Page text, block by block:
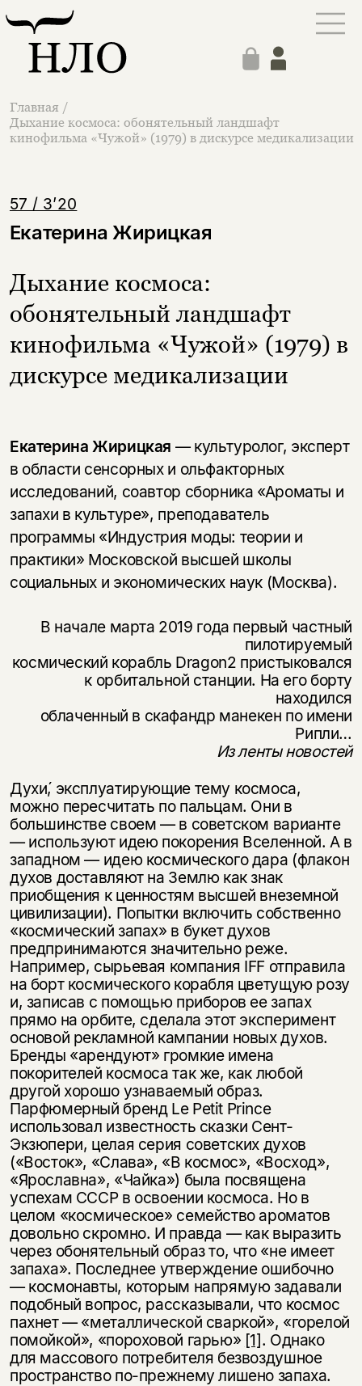
Главная /
Дыхание космоса: обонятельный ландшафт
кинофильма «Чужой» (1979) в дискурсе медикализации
57 / 3’20
Екатерина Жирицкая
Дыхание космоса:
обонятельный ландшафт
кинофильма «Чужой» (1979) в
дискурсе медикализации
Екатерина Жирицкая — культуролог, эксперт
в области сенсорных и ольфакторных
исследований, соавтор сборника «Ароматы и
запахи в культуре», преподаватель
программы «Индустрия моды: теории и
практики» Московской высшей школы
социальных и экономических наук (Москва).
В начале марта 2019 года первый частный
пилотируемый
космический корабль Dragon2 пристыковался
к орбитальной станции. На его борту
находился
облаченный в скафандр манекен по имени
Рипли…
Из ленты новостей
Духи́, эксплуатирующие тему космоса,
можно пересчитать по пальцам. Они в
большинстве своем — в советском варианте
— используют идею покорения Вселенной. А в
западном — идею космического дара (флакон
духов доставляют на Землю как знак
приобщения к ценностям высшей внеземной
цивилизации). Попытки включить собственно
«космический запах» в букет духов
предпринимаются значительно реже.
Например, сырьевая компания IFF отправила
на борт космического корабля цветущую розу
и, записав с помощью приборов ее запах
прямо на орбите, сделала этот эксперимент
основой рекламной кампании новых духов.
Бренды «арендуют» громкие имена
покорителей космоса так же, как любой
другой хорошо узнаваемый образ.
Парфюмерный бренд Le Petit Prince
использовал известность сказки Сент-
Экзюпери, целая серия советских духов
(«Восток», «Слава», «В космос», «Восход»,
«Ярославна», «Чайка») была посвящена
успехам СССР в освоении космоса. Но в
целом «космическое» семейство ароматов
довольно скромно. И правда — как выразить
через обонятельный образ то, что «не имеет
запаха». Последнее утверждение ошибочно
— космонавты, которым напрямую задавали
подобный вопрос, рассказывали, что космос
пахнет — «металлической сваркой», «горелой
помойкой», «пороховой гарью» [1]. Однако
для массового потребителя безвоздушное
пространство по-прежнему лишено запаха.